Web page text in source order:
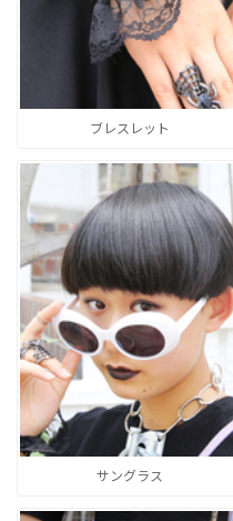
ブレスレット
サングラス